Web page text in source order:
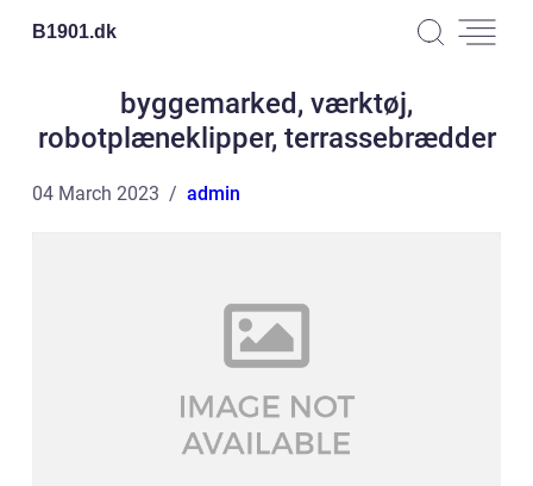
B1901.dk
byggemarked, værktøj,
robotplæneklipper, terrassebrædder
04 March 2023 admin